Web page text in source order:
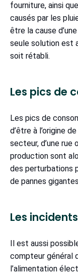
fourniture, ainsi
causés par les
être la cause
seule solution est
soit rétabli.
Les pics de
Les pics de
d’être à l’origine
secteur, d’une rue
production sont
des perturbations
de pannes
Les
Il est aussi
compteur général
l’alimentation